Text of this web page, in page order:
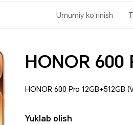
Umumiy ko‘rinish
HONOR 600
HONOR 600 Pro 12GB+512GB
Yuklab olish